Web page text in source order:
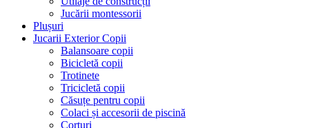
Jucării montessorii
Plușuri
Jucarii Exterior Copii
Balansoare copii
Bicicletă copii
Trotinete
Tricicletă copii
Căsuțe pentru copii
Colaci și accesorii de piscină
Corturi